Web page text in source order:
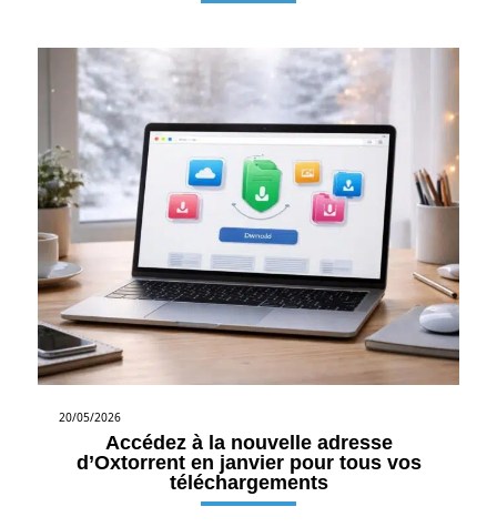
20/05/2026
Accédez à la nouvelle adresse
d’Oxtorrent en janvier pour tous vos
téléchargements